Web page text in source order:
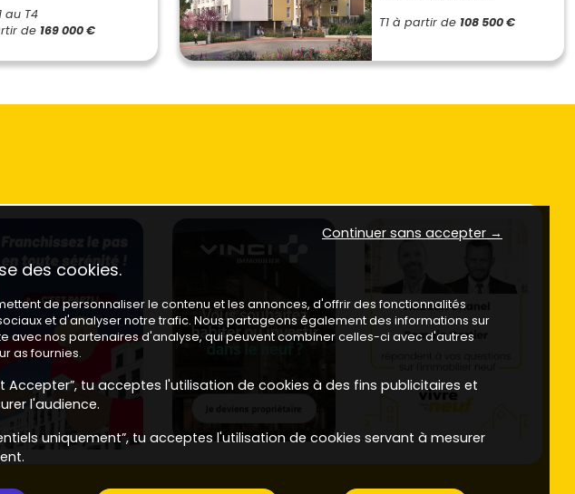
au T4
de 169 000 €
T1 à partir de 108 500 €
Continuer sans accepter →
des cookies.
de personnaliser le contenu et les annonces, d'offrir des fonctionnalités
et d'analyser notre trafic. Nous partageons également des informations sur
avec nos partenaires d'analyse, qui peuvent combiner celles-ci avec d'autres
as fournies.
Accepter”, tu acceptes l'utilisation de cookies à des fins publicitaires et
l'audience.
uniquement”, tu acceptes l'utilisation de cookies servant à mesurer